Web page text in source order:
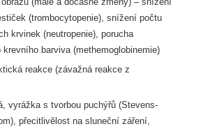
(trombocytopenie), snížení počtu
krvinek (neutropenie), porucha
krevního barviva (methemoglobinemie)
reakce (závažná reakce z
vyrážka s tvorbou puchýřů (Stevens-
přecitlivělost na sluneční záření,